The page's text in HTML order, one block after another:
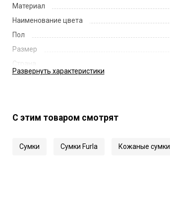
Материал
Наименование цвета
Пол
Размер
Страна
Развернуть характеристики
С этим товаром смотрят
Сумки Сумки Furla Кожаные сумки